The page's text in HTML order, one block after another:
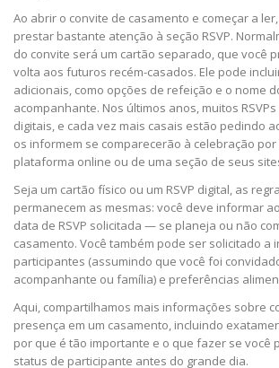
Ao abrir o convite de casamento e começar a
prestar bastante atenção à seção RSVP.
do convite será um cartão separado, que você
volta aos futuros recém-casados. Ele pode
adicionais, como opções de refeição e o nome
acompanhante. Nos últimos anos, muitos
digitais, e cada vez mais casais estão pedindo
os informem se comparecerão à celebração por
plataforma online ou de uma seção de seus
Seja um cartão físico ou um RSVP digital, as
permanecem as mesmas: você deve informar
data de RSVP solicitada — se planeja ou não
casamento. Você também pode ser solicitado a
participantes (assumindo que você foi
acompanhante ou família) e preferências
Aqui, compartilhamos mais informações sobre
presença em um casamento, incluindo
por que é tão importante e o que fazer se você
status de participante antes do grande dia.